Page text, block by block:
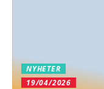
NYHETER
19/04/2026